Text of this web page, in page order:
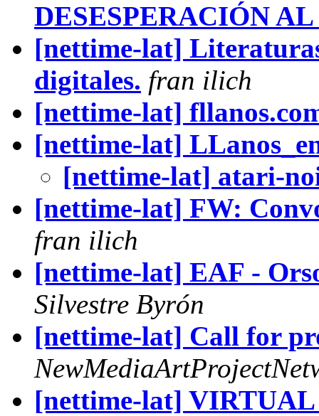
DESESPERACIÓN
[nettime-lat]
digitales. fran ilich
[nettime-lat]
[nettime-lat]
[nettime-lat] atari-
[nettime-lat] FW:
fran ilich
[nettime-lat] EAF -
Silvestre Byrón
[nettime-lat] Call for
[nettime-lat] VIRTUAL